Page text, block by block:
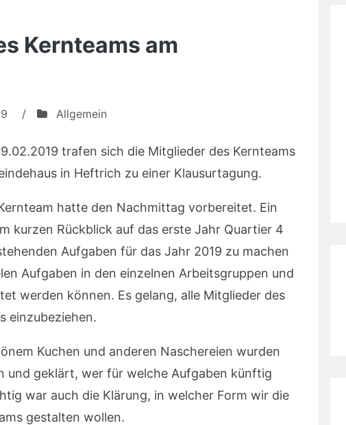
Kernteams am
/ Allgemein
trafen sich die Mitglieder des Kernteams
in Heftrich zu einer Klausurtagung.
hatte den Nachmittag vorbereitet. Ein
kurzen Rückblick auf das erste Jahr Quartier 4
Aufgaben für das Jahr 2019 zu machen
Aufgaben in den einzelnen Arbeitsgruppen und
werden können. Es gelang, alle Mitglieder des
einzubeziehen.
Kuchen und anderen Naschereien wurden
und geklärt, wer für welche Aufgaben künftig
war auch die Klärung, in welcher Form wir die
gestalten wollen.